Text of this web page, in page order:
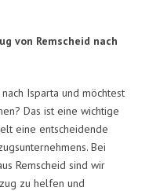
von Remscheid nach
Isparta und möchtest
Das ist eine wichtige
eine entscheidende
Bei
Remscheid sind wir
zu helfen und